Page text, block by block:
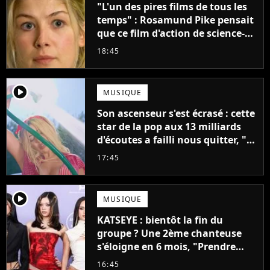
"L'un des pires films de tous les
temps" : Rosamund Pike pensait
que ce film d'action de science-
fiction avec Dwayne Johnson
18:45
player2 MUSIQUE
Son ascenseur s'est écrasé : cette
star de la pop aux 13 milliards
d'écoutes a failli nous quitter, "Je
pensais ne plus jamais chanter"
17:45
player2 MUSIQUE
KATSEYE : bientôt la fin du
groupe ? Une 2ème chanteuse
s'éloigne en 6 mois, "Prendre
cette décision n’a pas été facile"
16:45